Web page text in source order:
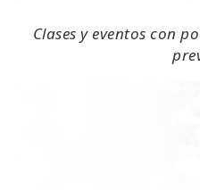
Clases y eventos con